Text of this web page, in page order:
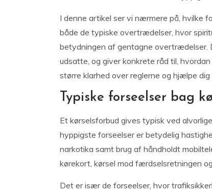
I denne artikel ser vi nærmere på, hvilke
både de typiske overtrædelser, hvor
betydningen af gentagne overtrædelser.
udsatte, og giver konkrete råd til,
større klarhed over reglerne og hjælpe
Typiske forseelser bag
Et kørselsforbud gives typisk ved
hyppigste forseelser er betydelig
narkotika samt brug af håndholdt
kørekort, kørsel mod færdselsretningen
Det er især de forseelser, hvor